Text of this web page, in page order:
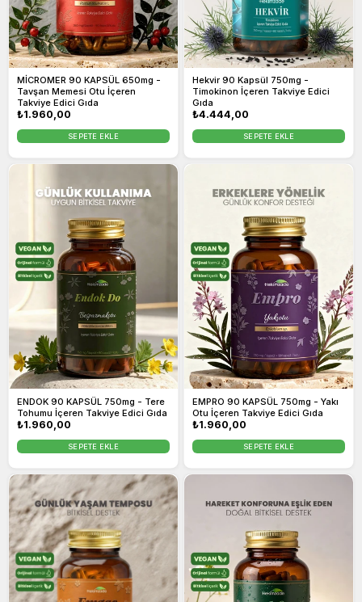
MİCROMER 90 KAPSÜL 650mg -
Tavşan Memesi Otu İçeren
Takviye Edici Gıda
Normal
fiyat
₺1.960,00
SEPETE EKLE
Hekvir 90 Kapsül 750mg -
Timokinon İçeren Takviye Edici
Gıda
Normal
fiyat
₺4.444,00
SEPETE EKLE
ENDOK 90 KAPSÜL 750mg - Tere
Tohumu İçeren Takviye Edici Gıda
Normal
fiyat
₺1.960,00
SEPETE EKLE
EMPRO 90 KAPSÜL 750mg - Yakı
Otu İçeren Takviye Edici Gıda
Normal
fiyat
₺1.960,00
SEPETE EKLE